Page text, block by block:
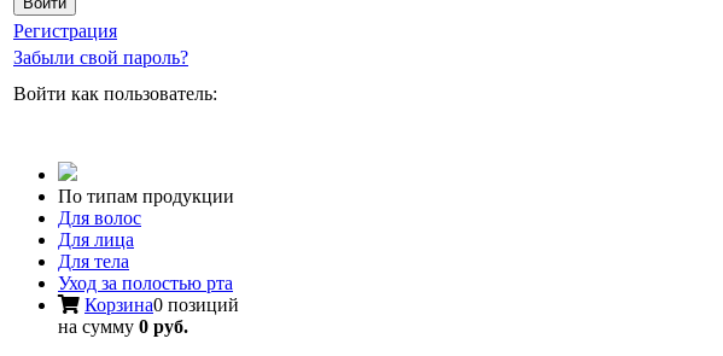
Регистрация
Забыли свой пароль?
Войти как пользователь:
По типам продукции
Для волос
Для лица
Для тела
Уход за полостью рта
Корзина0 позиций
на сумму 0 руб.